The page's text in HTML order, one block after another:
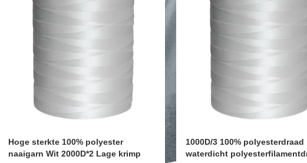
1000D/3 100% polyesterdraad
waterdicht polyesterfilamentdraad
1000D/2 Aanpassing Filament
Polyester Draadsterkte